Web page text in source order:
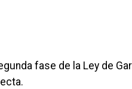
fase de la Ley de